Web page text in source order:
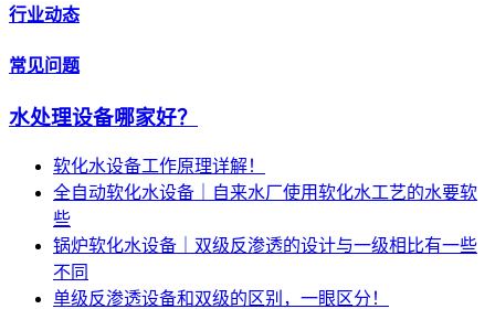
行业动态
常见问题
水处理设备哪家好？
软化水设备工作原理详解！
全自动软化水设备｜自来水厂使用软化水工艺的水要软
些
锅炉软化水设备｜双级反渗透的设计与一级相比有一些
不同
单级反渗透设备和双级的区别，一眼区分！